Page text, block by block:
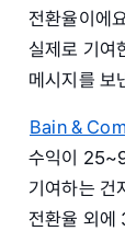
전환율이에
실제로 기여
메시지를 보
Bain &
수익이
기여하는 건
전환율 외에